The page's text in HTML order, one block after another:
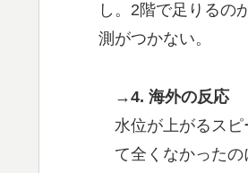
し。2階で足りるの
測がつかない。
→4. 海外の反応
水位が上がるス
て全くなかった